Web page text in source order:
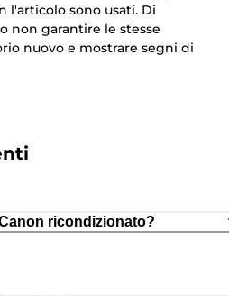
l'articolo sono usati. Di
non garantire le stesse
nuovo e mostrare segni di
ricondizionato?